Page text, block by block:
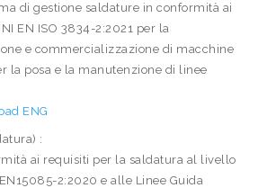
di gestione saldature in conformità ai
EN ISO 3834-2:2021 per la
e commercializzazione di macchine
la posa e la manutenzione di linee
ENG
:
ai requisiti per la saldatura al livello
2:2020 e alle Linee Guida